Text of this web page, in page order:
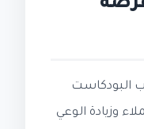
البودكاست
وزيادة الوعي